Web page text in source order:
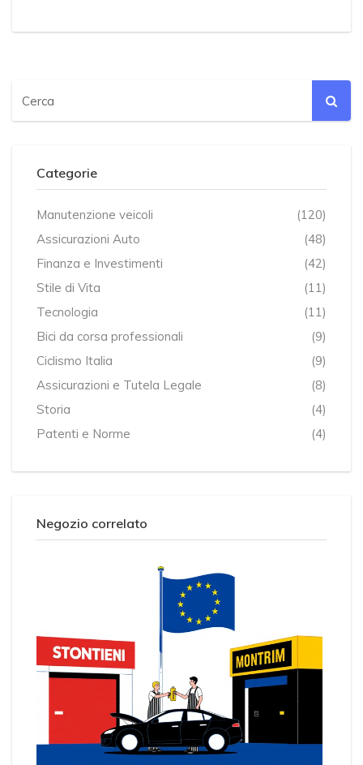
Categorie
Manutenzione veicoli
(120)
Assicurazioni Auto
(48)
Finanza e Investimenti
(42)
Stile di Vita
(11)
Tecnologia
(11)
Bici da corsa professionali
(9)
Ciclismo Italia
(9)
Assicurazioni e Tutela Legale
(8)
Storia
(4)
Patenti e Norme
(4)
Negozio correlato